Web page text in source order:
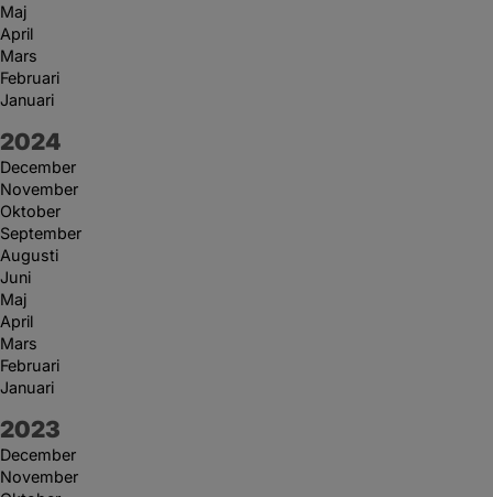
Maj
April
Mars
Februari
Januari
År:
2024
December
November
Oktober
September
Augusti
Juni
Maj
April
Mars
Februari
Januari
År:
2023
December
November